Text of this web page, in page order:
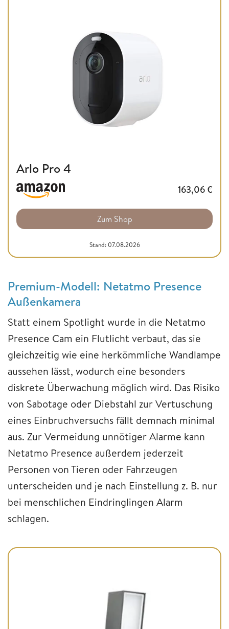
Arlo Pro 4
163,06€
Zum Shop
Stand: 07.08.2026
Premium-Modell: Netatmo Presence
Außenkamera
Statt einem Spotlight wurde in die Netatmo
Presence Cam ein Flutlicht verbaut, das sie
gleichzeitig wie eine herkömmliche Wandlampe
aussehen lässt, wodurch eine besonders
diskrete Überwachung möglich wird. Das Risiko
von Sabotage oder Diebstahl zur Vertuschung
eines Einbruchversuchs fällt demnach minimal
aus. Zur Vermeidung unnötiger Alarme kann
Netatmo Presence außerdem jederzeit
Personen von Tieren oder Fahrzeugen
unterscheiden und je nach Einstellung z. B. nur
bei menschlichen Eindringlingen Alarm
schlagen.